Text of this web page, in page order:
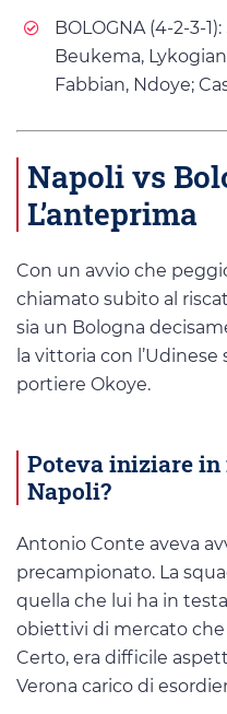
BOLOGNA (4-2-3-
Beukema,
Fabbian, Ndoye;
Napoli vs
L’anteprima
Con un avvio che
chiamato subito al
sia un Bologna
la vittoria con
portiere Okoye.
Poteva iniziare in
Napoli?
Antonio Conte aveva
precampionato. La
quella che lui ha in
obiettivi di mercato
Certo, era difficile
Verona carico di